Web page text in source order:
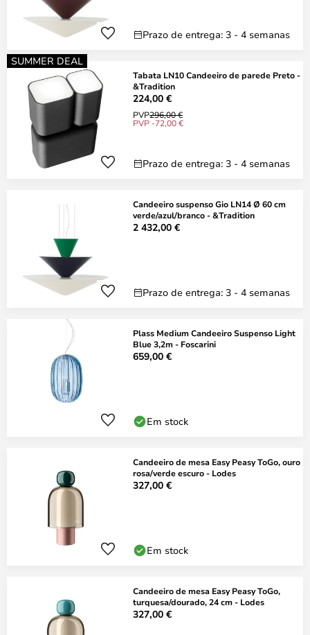
Prazo de entrega: 3 - 4 semanas
SUMMER DEAL
Tabata LN10 Candeeiro de parede Preto -
&Tradition
224,00 €
PVP296,00 €
PVP -72,00 €
Prazo de entrega: 3 - 4 semanas
Candeeiro suspenso Gio LN14 Ø 60 cm
verde/azul/branco - &Tradition
2 432,00 €
Prazo de entrega: 3 - 4 semanas
Plass Medium Candeeiro Suspenso Light
Blue 3,2m - Foscarini
659,00 €
Em stock
Candeeiro de mesa Easy Peasy ToGo, ouro
rosa/verde escuro - Lodes
327,00 €
Em stock
Candeeiro de mesa Easy Peasy ToGo,
turquesa/dourado, 24 cm - Lodes
327,00 €